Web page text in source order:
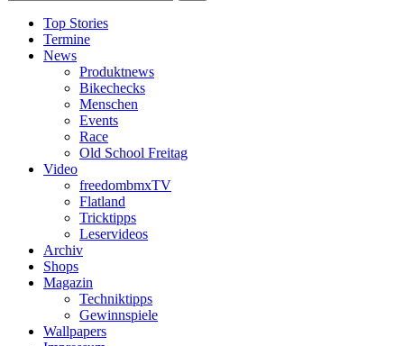
Top Stories
Termine
News
Produktnews
Bikechecks
Menschen
Events
Race
Old School Freitag
Video
freedombmxTV
Flatland
Tricktipps
Leservideos
Archiv
Shops
Magazin
Techniktipps
Gewinnspiele
Wallpapers